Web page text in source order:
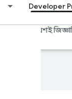
Developer
প্রায়শই